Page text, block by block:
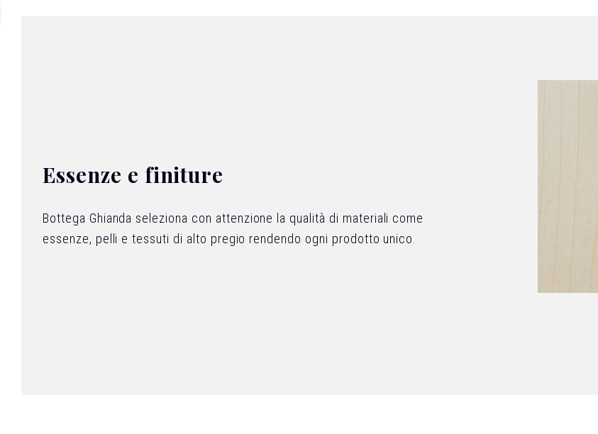
Essenze e finiture
Bottega Ghianda seleziona con attenzione la qualità di materiali come
essenze, pelli e tessuti di alto pregio rendendo ogni prodotto unico.